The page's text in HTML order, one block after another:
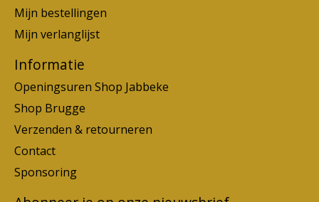
Mijn bestellingen
Mijn verlanglijst
Informatie
Openingsuren Shop Jabbeke
Shop Brugge
Verzenden & retourneren
Contact
Sponsoring